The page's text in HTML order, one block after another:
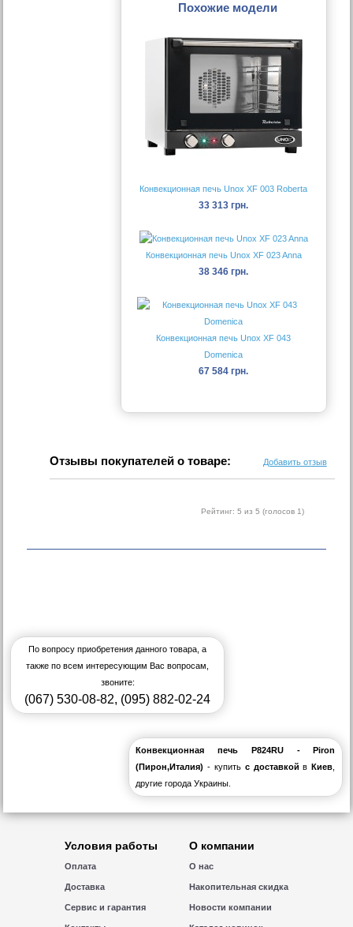
Похожие модели
Конвекционная печь Unox XF 003 Roberta
33 313 грн.
Конвекционная печь Unox XF 023 Anna
38 346 грн.
Конвекционная печь Unox XF 043
Domenica
67 584 грн.
Отзывы покупателей о товаре: Добавить отзыв
Рейтинг: 5 из 5 (голосов 1)
По вопросу приобретения данного товара, а
также по всем интересующим Вас вопросам,
звоните:
(067) 530-08-82, (095) 882-02-24
Конвекционная печь P824RU - Piron
(Пирон,Италия)- купить с доставкой вКиев
другие города Украины.
Условия работы
Оплата
Доставка
Сервис и гарантия
О компании
О нас
Накопительная скидка
Новости компании